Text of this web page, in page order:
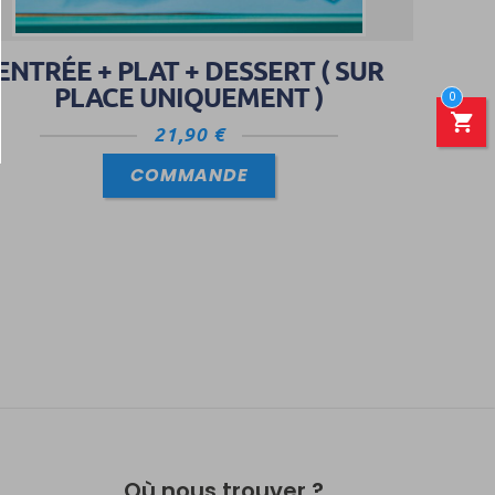
+ PLAT + DESSERT ( SUR
PLACE UNIQUEMENT )
21,90 €
COMMANDE
0